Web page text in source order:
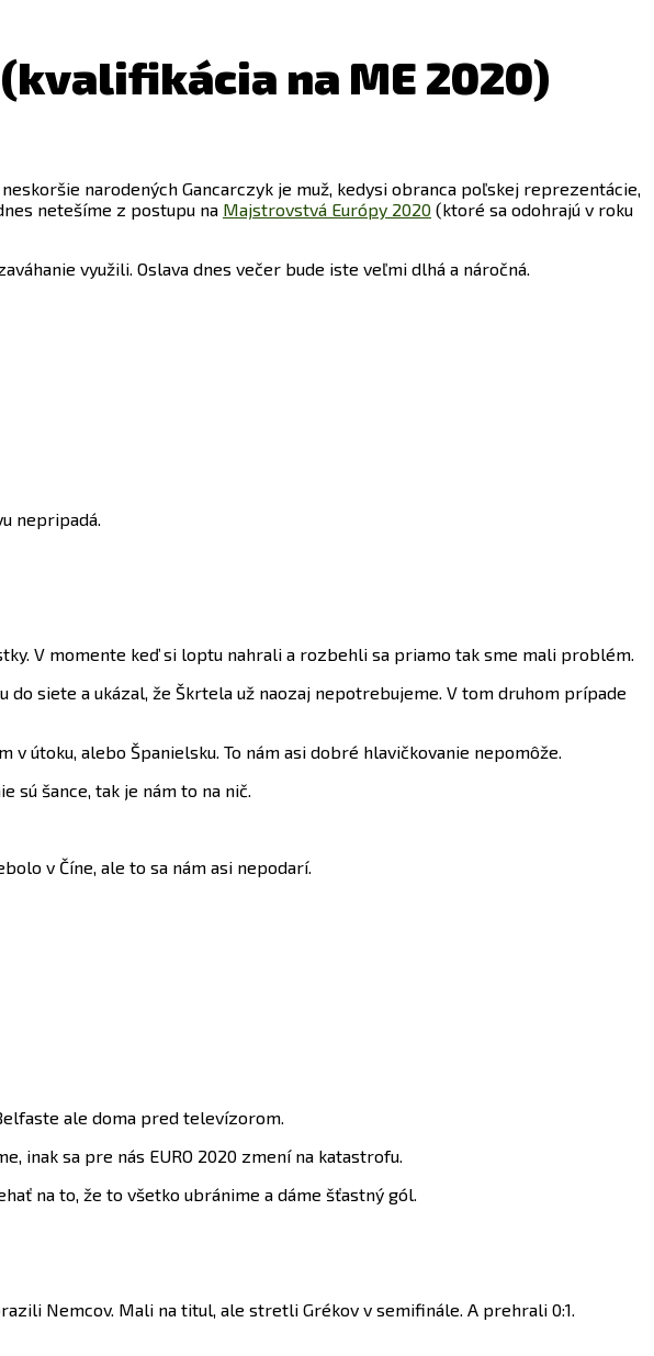
na ME 2020)
narodených Gancarczyk je muž, kedysi obranca poľskej reprezentácie,
netešíme z postupu na Majstrovstvá Európy 2020 (ktoré sa odohrajú v roku
využili. Oslava dnes večer bude iste veľmi dlhá a náročná.
nepripadá.
V momente keď si loptu nahrali a rozbehli sa priamo tak sme mali problém.
siete a ukázal, že Škrtela už naozaj nepotrebujeme. V tom druhom prípade
útoku, alebo Španielsku. To nám asi dobré hlavičkovanie nepomôže.
sú šance, tak je nám to na nič.
v Číne, ale to sa nám asi nepodarí.
ale doma pred televízorom.
inak sa pre nás EURO 2020 zmení na katastrofu.
na to, že to všetko ubránime a dáme šťastný gól.
Nemcov. Mali na titul, ale stretli Grékov v semifinále. A prehrali 0:1.